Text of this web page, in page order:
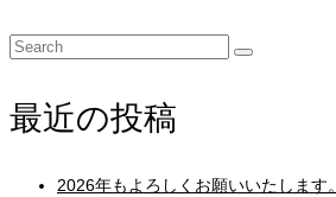
Search
最近の投稿
2026年もよろしくお願いいたします。